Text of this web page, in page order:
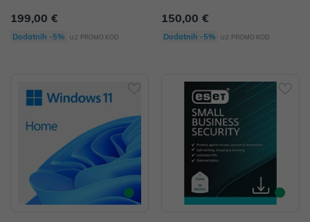
199,00 €
Dodatnih -5% uz PROMO KOD
150,00 €
Dodatnih -5% uz PROMO KOD